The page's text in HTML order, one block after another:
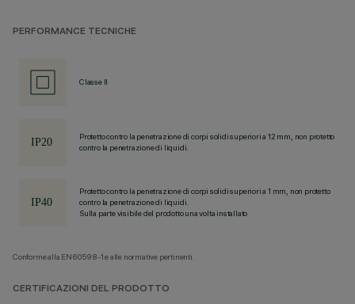
PERFORMANCE TECNICHE
Classe II
Protetto contro la penetrazione di corpi solidi superiori a 12 mm, non protetto
contro la penetrazione di liquidi.
Protetto contro la penetrazione di corpi solidi superiori a 1 mm, non protetto
contro la penetrazione di liquidi.
Sulla parte visibile del prodotto una volta installato
Conforme alla EN60598-1 e alle normative pertinenti.
CERTIFICAZIONI DEL PRODOTTO